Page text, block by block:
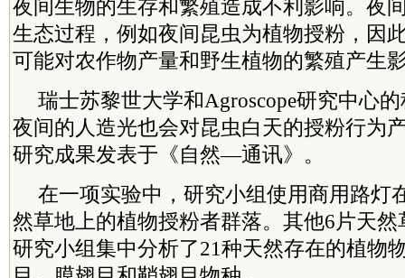
夜间生物的生存和繁殖造成不利影响。夜
生态过程，例如夜间昆虫为植物授粉，因
可能对农作物产量和野生植物的繁殖产生
瑞士苏黎世大学和Agroscope研究中心
夜间的人造光也会对昆虫白天的授粉行为
研究成果发表于《自然—通讯》。
在一项实验中，研究小组使用商用路灯
然草地上的植物授粉者群落。其他6片天
研究小组集中分析了21种天然存在的植物